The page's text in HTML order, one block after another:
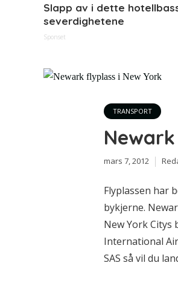
Slapp av i dette
severdighetene
Sponset
TRANSPORT
mars 7, 2012
Flyplassen har
bykjerne.
New York Citys
International
SAS så vil du